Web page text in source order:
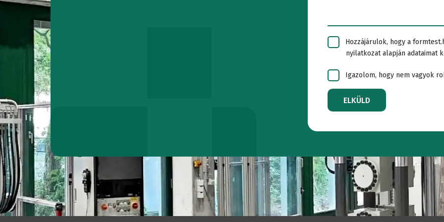
Laboratóriumi
Vasúti
Hozzájárulok, hogy a
nyilatkozat alapján adataimat
Igazolom, hogy nem vagyok
ELKÜLD